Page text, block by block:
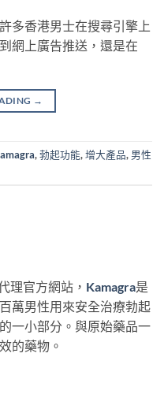
多香港男士在搜尋引擎上
網上廣告推送，還是在
→
,勃起功能,增大產品, 男性
理官方網站， Kamagra是
萬男性用來安全治療勃起
一小部分。與原始藥品一
的藥物。